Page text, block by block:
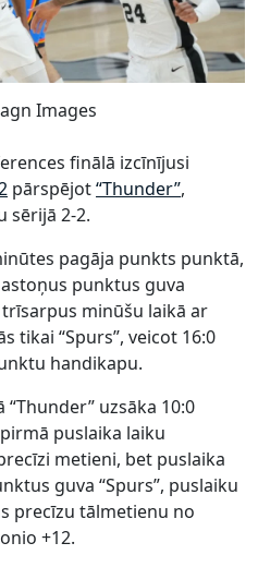
Images
finālā izcīnījusi
pārspējot“Thunder”,
sērijā 2-2.
pagāja punkts punktā,
punktus guva
minūšu laikā ar
tikai “Spurs”, veicot 16:0
handikapu.
uzsāka 10:0
puslaika laiku
metieni, bet puslaika
guva “Spurs”, puslaiku
precīzu tālmetienu no
+12.